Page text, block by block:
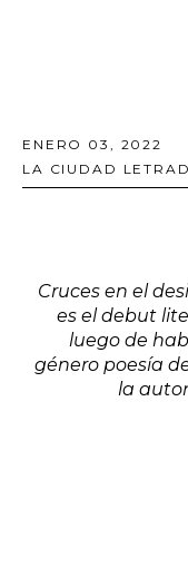
ENERO 03, 2022
LA CIUDAD
Cruces en el
es el debut
luego de
género poesía
la